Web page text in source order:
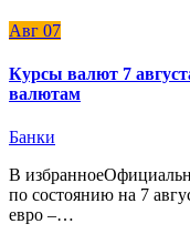
Авг 07
Курсы валют 7
валютам
Банки
В
по состоянию на 7
евро –…